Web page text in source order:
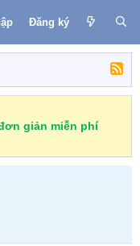
Đăng ký
giản miễn phí